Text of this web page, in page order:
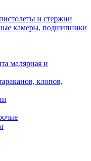
и стержни
камеры, подшипники
малярная и
клопов,